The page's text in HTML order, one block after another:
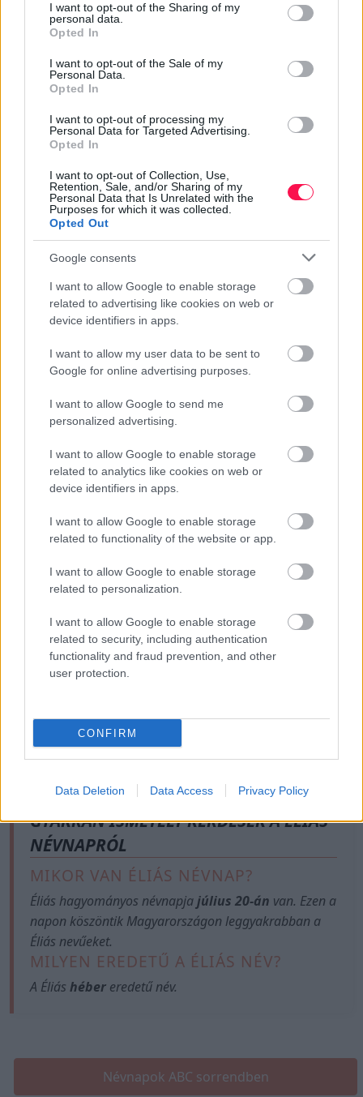
not limited to your visit or usage behaviour. You may click to
grant or deny consent to Google and its third-party tags to
use your data for below specified purposes in below Google
consent section.
I want to opt-out of the Sharing of my
personal data.
Opted In
I want to opt-out of the Sale of my
Personal Data.
Opted In
I want to opt-out of processing my
Personal Data for Targeted Advertising.
Opted In
I want to opt-out of Collection, Use,
Retention, Sale, and/or Sharing of my
Personal Data that Is Unrelated with the
Purposes for which it was collected.
Opted Out
Google consents
I want to allow Google to enable storage
related to advertising like cookies on web or
device identifiers in apps.
I want to allow my user data to be sent to
Google for online advertising purposes.
I want to allow Google to send me
personalized advertising.
I want to allow Google to enable storage
related to analytics like cookies on web or
device identifiers in apps.
I want to allow Google to enable storage
related to functionality of the website or app.
I want to allow Google to enable storage
related to personalization.
I want to allow Google to enable storage
related to security, including authentication
functionality and fraud prevention, and other
user protection.
CONFIRM
Data Deletion Data Access Privacy Policy
ÉLIÁS NÉVNAPI KÖSZÖNTŐ
Rövid:
Boldog névnapot, Éliás! Kívánok sok örömet, jó
egészséget és rengeteg szép pillanatot!
Kedves:
Kedves Éliás! Névnapod alkalmából kívánom, hogy
szeretet, boldogság és vidámság kísérjen minden
napodon. Legyen csodaszép a mai napod!
Drága Éliás! Köszönöm, hogy vagy nekem.
Kívánom, hogy mindig olyan sok szeretetet és
örömet kapj vissza az élettől, amennyit te adsz
másoknak. Boldog névnapot!
GYAKRAN ISMÉTELT KÉRDÉSEK A ÉLIÁS
NÉVNAPRÓL
MIKOR VAN ÉLIÁS NÉVNAP?
Éliás hagyományos névnapjajúlius 20-án van. Ezen a
napon köszöntik Magyarországon leggyakrabban a
Éliás nevűeket.
MILYEN EREDETŰ A ÉLIÁS NÉV?
A Éliás héber eredetű név.
Névnapok ABC sorrendben